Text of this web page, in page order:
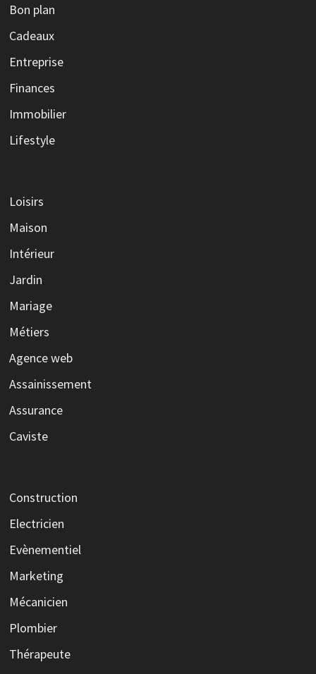
Bon plan
Cadeaux
Entreprise
Finances
Immobilier
Lifestyle
Loisirs
Maison
Intérieur
Jardin
Mariage
Métiers
Agence web
Assainissement
Assurance
Caviste
Construction
Electricien
Evènementiel
Marketing
Mécanicien
Plombier
Thérapeute